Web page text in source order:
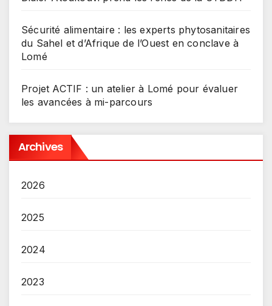
Sécurité alimentaire : les experts phytosanitaires
du Sahel et d’Afrique de l’Ouest en conclave à
Lomé
Projet ACTIF : un atelier à Lomé pour évaluer
les avancées à mi-parcours
Archives
2026
2025
2024
2023